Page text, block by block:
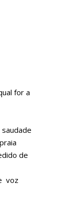
for a
saudade
de
voz